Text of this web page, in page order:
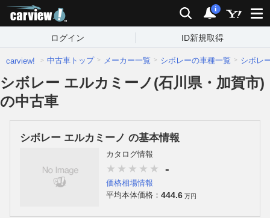
検索 通知
i
ログイン ID新規取得
carview! 中古車トップ メーカー一覧 シボレーの車種一覧 シボレ
シボレー エルカミーノ(石川県・加賀市)
の中古車
シボレー エルカミーノ の基本情報
カタログ情報
-
価格相場情報
平均本体価格： 444.6 万円